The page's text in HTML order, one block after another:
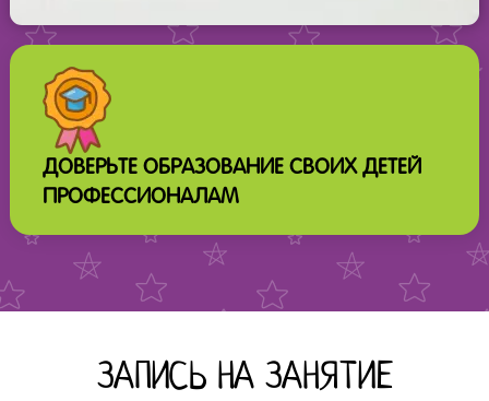
ДОВЕРЬТЕ ОБРАЗОВАНИЕ СВОИХ ДЕТЕЙ
ПРОФЕССИОНАЛАМ
ЗАПИСЬ НА ЗАНЯТИЕ